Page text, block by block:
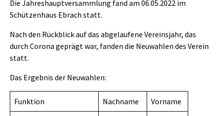
Die Jahreshauptversammlung fand am 06.05.2022 im
Schützenhaus Ebrach statt.
Nach den Rückblick auf das abgelaufene Vereinsjahr, das
durch Corona geprägt war, fanden die Neuwahlen des Verein
statt.
Das Ergebnis der Neuwahlen:
Funktion Nachname Vorname